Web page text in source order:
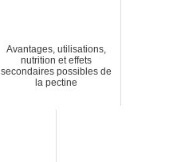
Avantages, utilisations,
nutrition et effets
secondaires possibles de
la pectine